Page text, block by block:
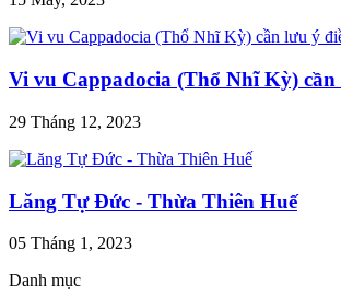
Vi vu Cappadocia (Thổ Nhĩ Kỳ) cần
29 Tháng 12, 2023
Lăng Tự Đức - Thừa Thiên Huế
05 Tháng 1, 2023
Danh mục